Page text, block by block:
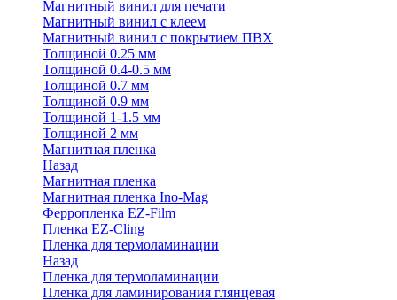
Магнитный винил для печати
Магнитный винил с клеем
Магнитный винил с покрытием ПВХ
Толщиной 0.25 мм
Толщиной 0.4-0.5 мм
Толщиной 0.7 мм
Толщиной 0.9 мм
Толщиной 1-1.5 мм
Толщиной 2 мм
Магнитная пленка
Назад
Магнитная пленка
Магнитная пленка Ino-Mag
Ферропленка EZ-Film
Пленка EZ-Cling
Пленка для термоламинации
Назад
Пленка для термоламинации
Пленка для ламинирования глянцевая